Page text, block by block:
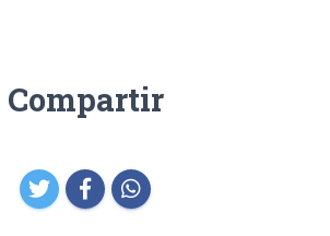
Compartir